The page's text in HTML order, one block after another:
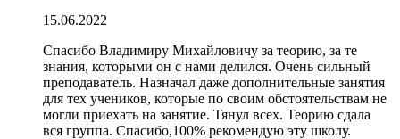
15.06.2022
Спасибо Владимиру Михайловичу за теорию, за те
знания, которыми он с нами делился. Очень сильный
преподаватель. Назначал даже дополнительные занятия
для тех учеников, которые по своим обстоятельствам не
могли приехать на занятие. Тянул всех. Теорию сдала
вся группа. Спасибо,100% рекомендую эту школу.